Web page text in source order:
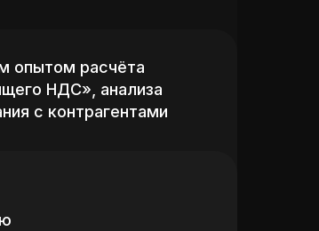
опытом расчёта
НДС», анализа
с контрагентами